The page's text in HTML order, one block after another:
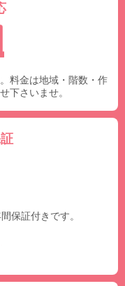
料金は地域・階数・作
下さいませ。
保証付きです。